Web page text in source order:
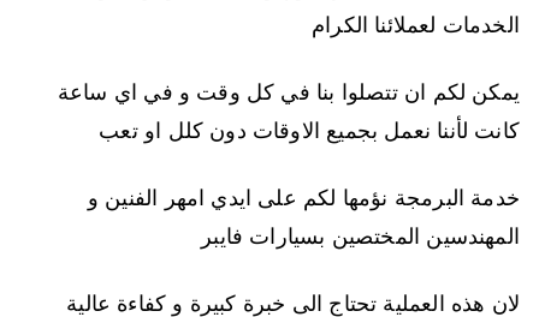
الخدمات لعملائنا الكرام
يمكن لكم ان تتصلوا بنا في كل وقت و في اي ساعة
كانت لأننا نعمل بجميع الاوقات دون كلل او تعب
خدمة البرمجة نؤمها لكم على ايدي امهر الفنين و
المهندسين المختصين بسيارات فايبر
لان هذه العملية تحتاج الى خبرة كبيرة و كفاءة عالية